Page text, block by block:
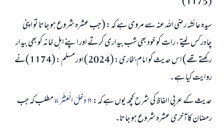
سیدہ عائشہ رضی اللہ عنہ سے مروی ہے کہ : (جب عشرہ شروع ہو جاتا تو اپنی
چادر کس لیتے ، رات کو خود بھی شب بیداری کرتے اور اپنے اہل خانہ کو بھی بیدار
رکھتے تھے) اس حدیث کو امام بخاری: (2024) اور مسلم : (1174)نے
روایت کیا ہے۔
حدیث کے عربی الفاظ کی شرح کچھ یوں ہے کہ: دَخَلَ الْعَشْرُ مطلب کہ جب
رمضان کا آخری عشرہ شروع ہو جاتا۔
نیکی کی رہنمائی کرنے والے کو بھی نیکی کرنے والے کے برابر اجر ملتا ہے۔
(مسلم : 1893)